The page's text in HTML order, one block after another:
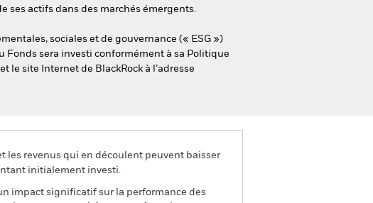
ses actifs dans des marchés émergents.
sociales et de gouvernance (« ESG »)
Fonds sera investi conformément à sa Politique
le site Internet de BlackRock à l’adresse
les revenus qui en découlent peuvent baisser
initialement investi.
impact significatif sur la performance des